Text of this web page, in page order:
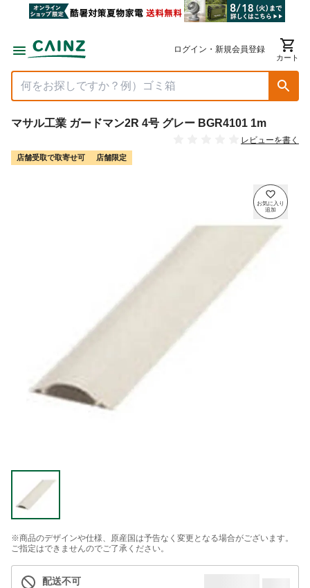
ログイン・新規会員登録
カート
マサル工業 ガードマン2R 4号 グレー BGR4101 1m
レビューを書く
店舗受取で取寄せ可 店舗限定
※商品のデザインや仕様、原産国は予告なく変更となる場合がございます。
ご指定はできませんのでご了承ください。
配送不可